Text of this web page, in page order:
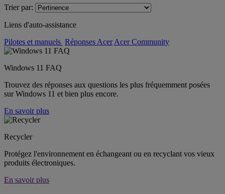
Trier par:
Liens d'auto-assistance
Pilotes et manuels Réponses Acer Acer Community
Windows 11 FAQ
Trouvez des réponses aux questions les plus fréquemment posées
sur Windows 11 et bien plus encore.
En savoir plus
Recycler
Protégez l'environnement en échangeant ou en recyclant vos vieux
produits électroniques.
En savoir plus